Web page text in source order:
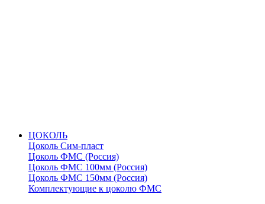
ЦОКОЛЬ
Цоколь Сим-пласт
Цоколь ФМС (Россия)
Цоколь ФМС 100мм (Россия)
Цоколь ФМС 150мм (Россия)
Комплектующие к цоколю ФМС